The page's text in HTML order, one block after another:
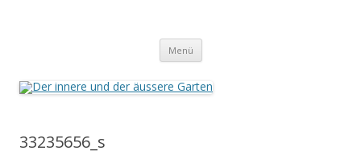
Menü Zum
springen
33235656_s